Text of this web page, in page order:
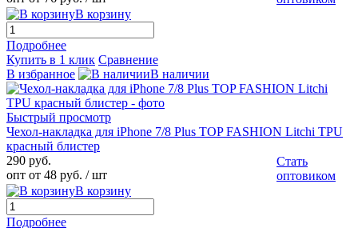
В корзину
Подробнее
Купить в 1 клик Сравнение
В избранное
В наличии
Быстрый просмотр
Чехол-накладка для iPhone 7/8 Plus TOP FASHION Litchi TPU
красный блистер
290 руб.
опт от 48 руб. / шт
Стать
оптовиком
В корзину
Подробнее